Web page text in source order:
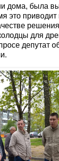
дома, была
это
для
депутат